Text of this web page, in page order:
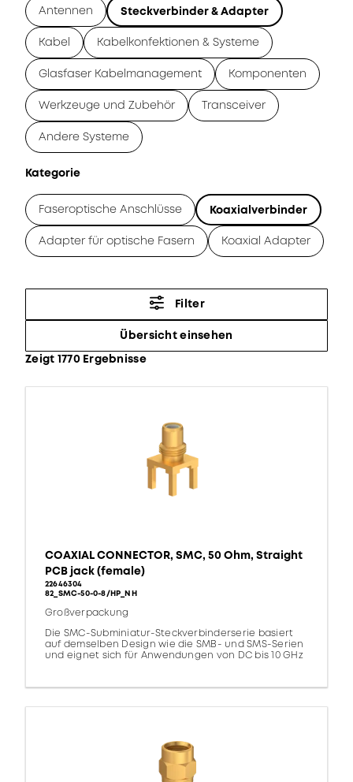
Antennen Steckverbinder & Adapter
Kabel Kabelkonfektionen & Systeme
Glasfaser Kabelmanagement Komponenten
Werkzeuge und Zubehör Transceiver
Andere Systeme
Kategorie
Faseroptische Anschlüsse Koaxialverbinder
Adapter für optische Fasern Koaxial Adapter
Filter
Übersicht einsehen
Zeigt 1770 Ergebnisse
COAXIAL CONNECTOR, SMC, 50 Ohm, Straight
PCB jack (female)
22646304
82_SMC-50-0-8/HP_NH
Großverpackung
Die SMC-Subminiatur-Steckverbinderserie basiert
auf demselben Design wie die SMB- und SMS-Serien
und eignet sich für Anwendungen von DC bis 10 GHz